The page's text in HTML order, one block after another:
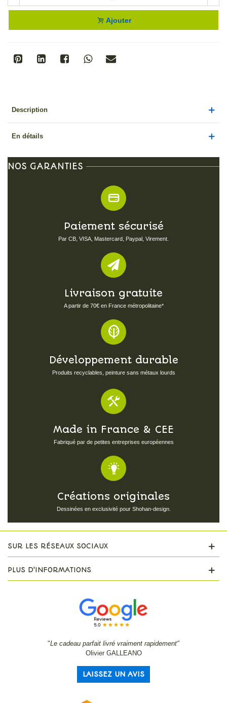
Ajouter
Description
En détails
NOS GARANTIES
Paiement sécurisé
Par CB, VISA, Mastercard, Paypal, Virement.
Livraison gratuite
A partir de 70€ en France métropolitaine*
Développement durable
Produits recyclables, peinture sans métaux lourds
Made in France & CEE
Fabriqué par de petites entreprises européennes
Créations originales
Dessinées en exclusivité pour Shohan-design.
SUR LES RÉSEAUX SOCIAUX
PLUS D'INFORMATIONS
"Le cadeau parfait livré vraiment rapidement"
Olivier GALLEANO
LAISSEZ UN AVIS